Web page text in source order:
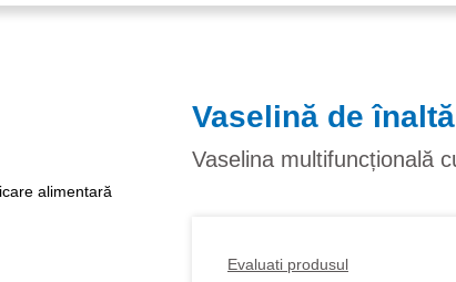
Vaselină de
Vaselina multifuncțională
Evaluati produsul